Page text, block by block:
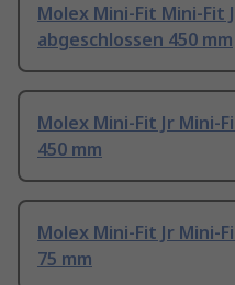
Molex Mini-Fit Mini-Fit
abgeschlossen 450 mm
Molex Mini-Fit Jr Mini-
450 mm
Molex Mini-Fit Jr Mini-
75 mm